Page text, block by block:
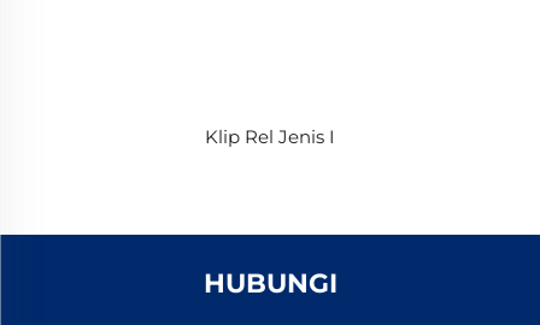
Klip Rel Jenis I
HUBUNGI